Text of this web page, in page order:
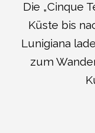
Die „Cinque
Küste bis
Lunigiana
zum